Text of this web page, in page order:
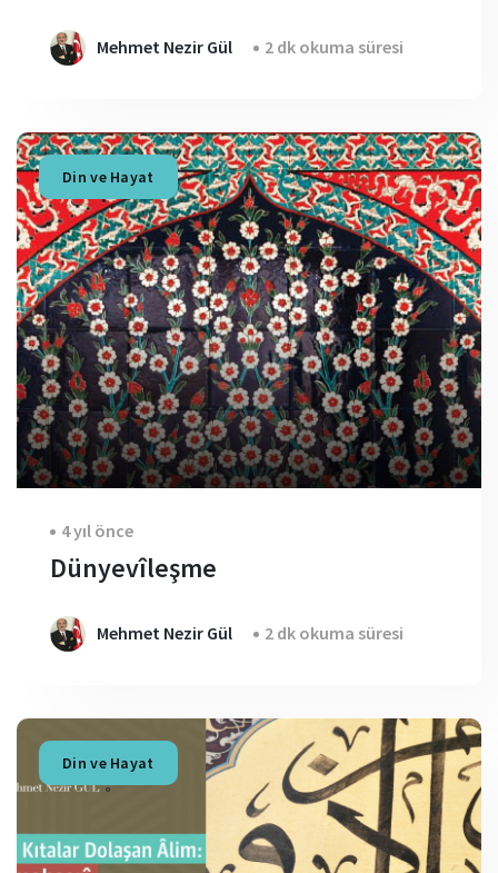
Mehmet Nezir Gül 2 dk okuma süresi
Din ve Hayat
4 yıl önce
Dünyevîleşme
Mehmet Nezir Gül 2 dk okuma süresi
Din ve Hayat